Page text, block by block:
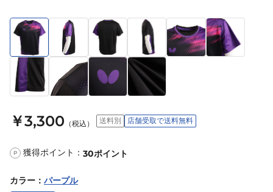
￥3,300 （税込） 送料別 店舗受取で送料無料
P 獲得ポイント： 30ポイント
カラー ： パープル